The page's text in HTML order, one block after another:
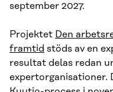
september 2027.
Projektet Den
framtid stöds av en
resultat delas redan
expertorganisationer.